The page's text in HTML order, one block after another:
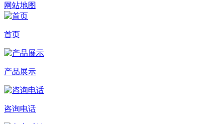
网站地图
首页
产品展示
咨询电话